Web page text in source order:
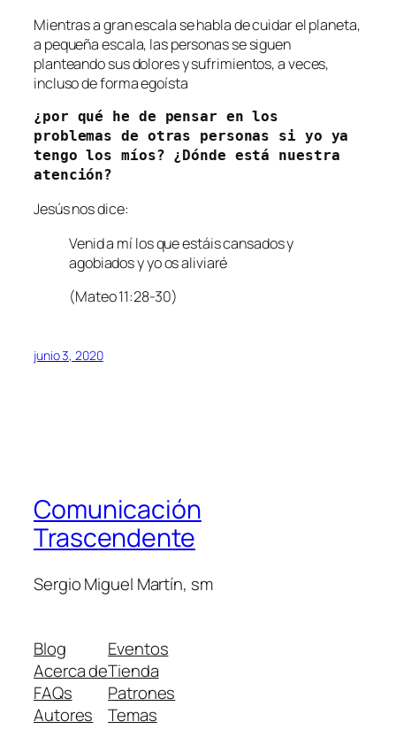
Mientras a gran escala se habla de cuidar el planeta,
a pequeña escala, las personas se siguen
planteando sus dolores y sufrimientos, a veces,
incluso de forma egoísta
¿por qué he de pensar en los
problemas de otras personas si yo ya
tengo los míos? ¿Dónde está nuestra
atención?
Jesús nos dice:
Venid a mí los que estáis cansados y
agobiados y yo os aliviaré
(Mateo 11:28-30)
junio 3, 2020
Comunicación
Trascendente
Sergio Miguel Martín, sm
Blog
Acerca de
FAQs
Autores
Eventos
Tienda
Patrones
Temas